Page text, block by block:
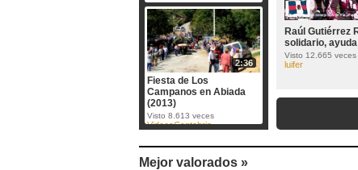
2:36
Fiesta de Los
Campanos en Abiada
(2013)
Visto 8.613 veces
VideosCantabria
Raúl Gutiérrez
solidario, ayuda
Visto 12.665
luifer
Mejor valorados »